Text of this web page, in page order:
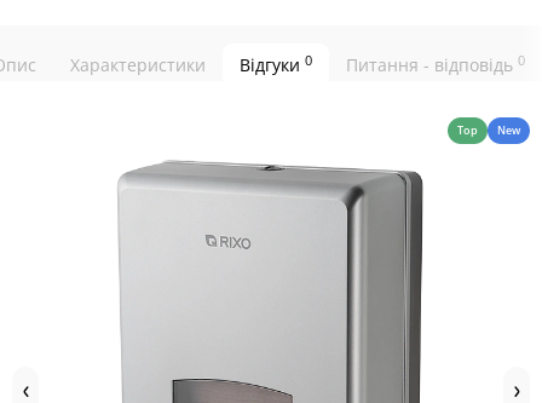
Характеристики Відгуки 0 Питання - відповідь 0
Top New